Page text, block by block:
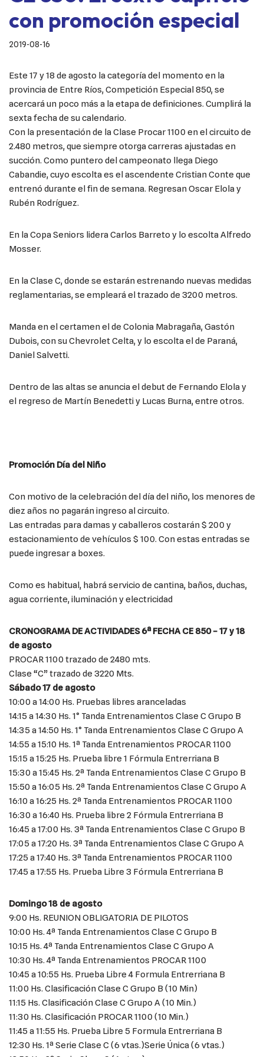
con promoción especial
2019-08-16
Este 17 y 18 de agosto la categoría del momento en la
provincia de Entre Ríos, Competición Especial 850, se
acercará un poco más a la etapa de definiciones. Cumplirá la
sexta fecha de su calendario.
Con la presentación de la Clase Procar 1100 en el circuito de
2.480 metros, que siempre otorga carreras ajustadas en
succión. Como puntero del campeonato llega Diego
Cabandie, cuyo escolta es el ascendente Cristian Conte que
entrenó durante el fin de semana. Regresan Oscar Elola y
Rubén Rodríguez.
En la Copa Seniors lidera Carlos Barreto y lo escolta Alfredo
Mosser.
En la Clase C, donde se estarán estrenando nuevas medidas
reglamentarias, se empleará el trazado de 3200 metros.
Manda en el certamen el de Colonia Mabragaña, Gastón
Dubois, con su Chevrolet Celta, y lo escolta el de Paraná,
Daniel Salvetti.
Dentro de las altas se anuncia el debut de Fernando Elola y
el regreso de Martín Benedetti y Lucas Burna, entre otros.
Promoción Día del Niño
Con motivo de la celebración del día del niño, los menores de
diez años no pagarán ingreso al circuito.
Las entradas para damas y caballeros costarán $ 200 y
estacionamiento de vehículos $ 100. Con estas entradas se
puede ingresar a boxes.
Como es habitual, habrá servicio de cantina, baños, duchas,
agua corriente, iluminación y electricidad
CRONOGRAMA DE ACTIVIDADES 6ª FECHA CE 850 – 17 y 18
de agosto
PROCAR 1100 trazado de 2480 mts.
Clase “C” trazado de 3220 Mts.
Sábado 17 de agosto
10:00 a 14:00 Hs. Pruebas libres aranceladas
14:15 a 14:30 Hs. 1° Tanda Entrenamientos Clase C Grupo B
14:35 a 14:50 Hs. 1° Tanda Entrenamientos Clase C Grupo A
14:55 a 15:10 Hs. 1ª Tanda Entrenamientos PROCAR 1100
15:15 a 15:25 Hs. Prueba libre 1 Fórmula Entrerriana B
15:30 a 15:45 Hs. 2ª Tanda Entrenamientos Clase C Grupo B
15:50 a 16:05 Hs. 2ª Tanda Entrenamientos Clase C Grupo A
16:10 a 16:25 Hs. 2ª Tanda Entrenamientos PROCAR 1100
16:30 a 16:40 Hs. Prueba libre 2 Fórmula Entrerriana B
16:45 a 17:00 Hs. 3ª Tanda Entrenamientos Clase C Grupo B
17:05 a 17:20 Hs. 3ª Tanda Entrenamientos Clase C Grupo A
17:25 a 17:40 Hs. 3ª Tanda Entrenamientos PROCAR 1100
17:45 a 17:55 Hs. Prueba Libre 3 Fórmula Entrerriana B
Domingo 18 de agosto
9:00 Hs. REUNION OBLIGATORIA DE PILOTOS
10:00 Hs. 4ª Tanda Entrenamientos Clase C Grupo B
10:15 Hs. 4ª Tanda Entrenamientos Clase C Grupo A
10:30 Hs. 4ª Tanda Entrenamientos PROCAR 1100
10:45 a 10:55 Hs. Prueba Libre 4 Formula Entrerriana B
11:00 Hs. Clasificación Clase C Grupo B (10 Min)
11:15 Hs. Clasificación Clase C Grupo A (10 Min.)
11:30 Hs. Clasificación PROCAR 1100 (10 Min.)
11:45 a 11:55 Hs. Prueba Libre 5 Formula Entrerriana B
12:30 Hs. 1ª Serie Clase C (6 vtas.)Serie Única (6 vtas.)